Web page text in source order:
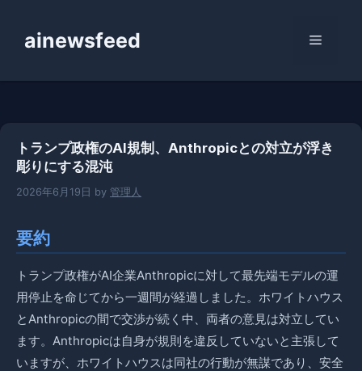
ainewsfeed メ
トランプ政権のAI規制、Anthropicとの対立が浮き
彫りにする混沌
2026年6月19日 by 管理人
要約
トランプ政権がAI企業Anthropicに対して最先端モデルの運
用停止を命じてから一週間が経過しました。ホワイトハウス
とAnthropicの間で交渉が続く中、両者の意見は対立してい
ます。Anthropicは自身が規則を違反していないと主張して
いますが、ホワイトハウスは同社の行動が無謀であり、安全